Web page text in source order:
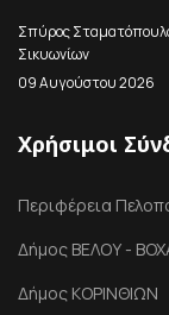
Σπύρος
Σικυωνίων
09 Αυγούστου 2026
Χρήσιμοι
Περιφέρεια
Δήμος ΒΕΛΟΥ -
Δήμος ΚΟΡΙΝΘΙΩΝ